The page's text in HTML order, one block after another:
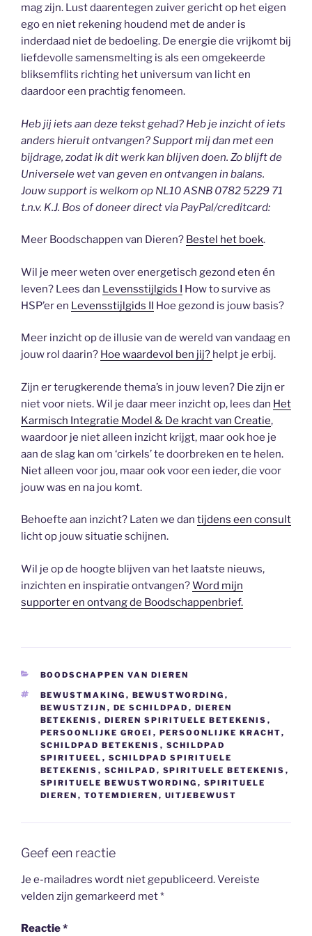
mag zijn. Lust daarentegen zuiver gericht op het eigen
ego en niet rekening houdend met de ander is
inderdaad niet de bedoeling. De energie die vrijkomt bij
liefdevolle samensmelting is als een omgekeerde
bliksemflits richting het universum van licht en
daardoor een prachtig fenomeen.
Heb jij iets aan deze tekst gehad? Heb je inzicht of iets
anders hieruit ontvangen? Support mij dan met een
bijdrage, zodat ik dit werk kan blijven doen. Zo blijft de
Universele wet van geven en ontvangen in balans.
Jouw support is welkom op NL10 ASNB 0782 5229 71
t.n.v. K.J. Bos of doneer direct via PayPal/creditcard:
Meer Boodschappen van Dieren? Bestel het boek.
Wil je meer weten over energetisch gezond eten én
leven? Lees dan Levensstijlgids I How to survive as
HSP’er en Levensstijlgids II Hoe gezond is jouw basis?
Meer inzicht op de illusie van de wereld van vandaag en
jouw rol daarin? Hoe waardevol ben jij? helpt je erbij.
Zijn er terugkerende thema’s in jouw leven? Die zijn er
niet voor niets. Wil je daar meer inzicht op, lees dan Het
Karmisch Integratie Model & De kracht van Creatie,
waardoor je niet alleen inzicht krijgt, maar ook hoe je
aan de slag kan om ‘cirkels’ te doorbreken en te helen.
Niet alleen voor jou, maar ook voor een ieder, die voor
jouw was en na jou komt.
Behoefte aan inzicht? Laten we dan tijdens een consult
licht op jouw situatie schijnen.
Wil je op de hoogte blijven van het laatste nieuws,
inzichten en inspiratie ontvangen?Word mijn
supporter en ontvang de Boodschappenbrief.
CATEGORIEËN
BOODSCHAPPEN VAN DIEREN
TAGS
BEWUSTMAKING , BEWUSTWORDING ,
BEWUSTZIJN , DE SCHILDPAD , DIEREN
BETEKENIS , DIEREN SPIRITUELE BETEKENIS ,
PERSOONLIJKE GROEI , PERSOONLIJKE KRACHT,
SCHILDPAD BETEKENIS , SCHILDPAD
SPIRITUEEL , SCHILDPAD SPIRITUELE
BETEKENIS , SCHILPAD , SPIRITUELE BETEKENIS ,
SPIRITUELE BEWUSTWORDING , SPIRITUELE
DIEREN , TOTEMDIEREN , UITJEBEWUST
Geef een reactie
Je e-mailadres wordt niet gepubliceerd.Vereiste
velden zijn gemarkeerd met*
Reactie*